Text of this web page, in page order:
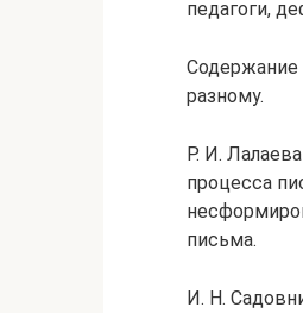
педагоги,
Содержание
разному.
Р. И.
процесса
письма.
И. Н.